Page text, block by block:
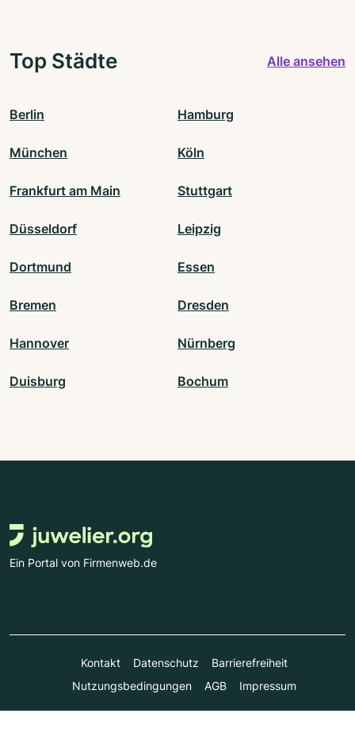
Top Städte Alle ansehen
Berlin Hamburg
München Köln
Frankfurt am Main Stuttgart
Düsseldorf Leipzig
Dortmund Essen
Bremen Dresden
Hannover Nürnberg
Duisburg Bochum
Ein Portal von Firmenweb.de
Kontakt Datenschutz
Barrierefreiheit
Nutzungsbedingungen
AGB Impressum